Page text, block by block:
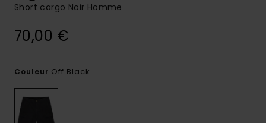
Short cargo Noir Homme
70,00 €
Couleur Off Black